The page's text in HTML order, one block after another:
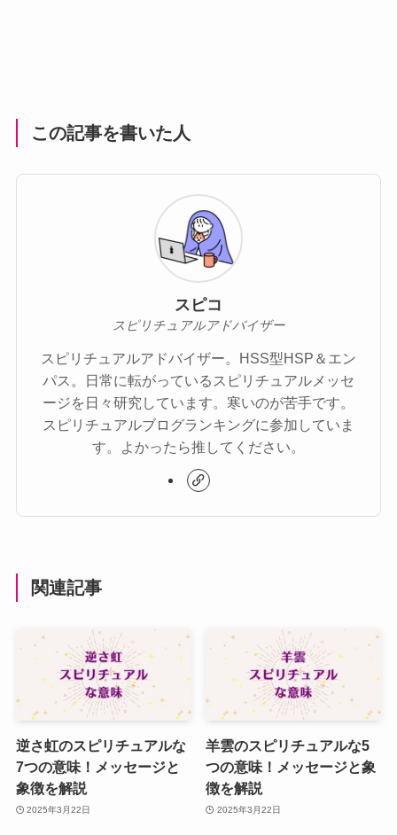
この記事を書いた人
スピコ
スピリチュアルアドバイザー
スピリチュアルアドバイザー。HSS型HSP＆エン
パス。日常に転がっているスピリチュアルメッセ
ージを日々研究しています。寒いのが苦手です。
スピリチュアルブログランキングに参加していま
す。よかったら推してください。
関連記事
逆さ虹のスピリチュアルな
7つの意味！メッセージと
象徴を解説
2025年3月22日
羊雲のスピリチュアルな5
つの意味！メッセージと象
徴を解説
2025年3月22日